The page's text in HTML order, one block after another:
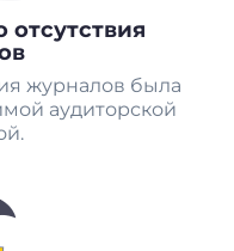
отсутствия
журналов была
аудиторской